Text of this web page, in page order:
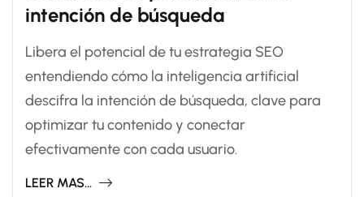
intención de búsqueda
Libera el potencial de tu estrategia SEO
entendiendo cómo la inteligencia artificial
descifra la intención de búsqueda, clave para
optimizar tu contenido y conectar
efectivamente con cada usuario.
LEER MAS...